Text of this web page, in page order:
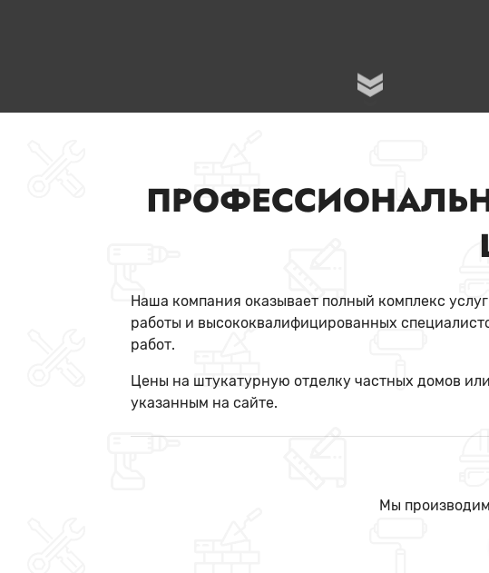
Наша компания оказывает полный комплекс
работы и высококвалифицированных
работ.
Цены на штукатурную отделку частных домов
указанным на сайте.
Мы